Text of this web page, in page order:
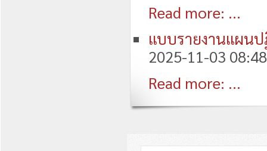
Read more: ...
แบบรายงานแผน
2025-11-03
Read more: ...